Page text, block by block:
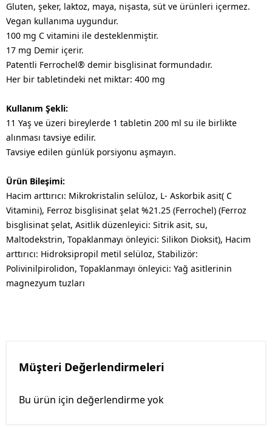
Gluten, şeker, laktoz, maya, nişasta, süt ve ürünleri içermez.
Vegan kullanıma uygundur.
100 mg C vitamini ile desteklenmiştir.
17 mg Demir içerir.
Patentli Ferrochel® demir bisglisinat formundadır.
Her bir tabletindeki net miktar: 400 mg
Kullanım Şekli:
11 Yaş ve üzeri bireylerde 1 tabletin 200 ml su ile birlikte
alınması tavsiye edilir.
Tavsiye edilen günlük porsiyonu aşmayın.
Ürün Bileşimi:
Hacim arttırıcı: Mikrokristalin selüloz, L- Askorbik asit( C
Vitamini), Ferroz bisglisinat şelat %21.25 (Ferrochel) (Ferroz
bisglisinat şelat, Asitlik düzenleyici: Sitrik asit, su,
Maltodekstrin, Topaklanmayı önleyici: Silikon Dioksit), Hacim
arttırıcı: Hidroksipropil metil selüloz, Stabilizör:
Polivinilpirolidon, Topaklanmayı önleyici: Yağ asitlerinin
magnezyum tuzları
Müşteri Değerlendirmeleri
Bu ürün için değerlendirme yok